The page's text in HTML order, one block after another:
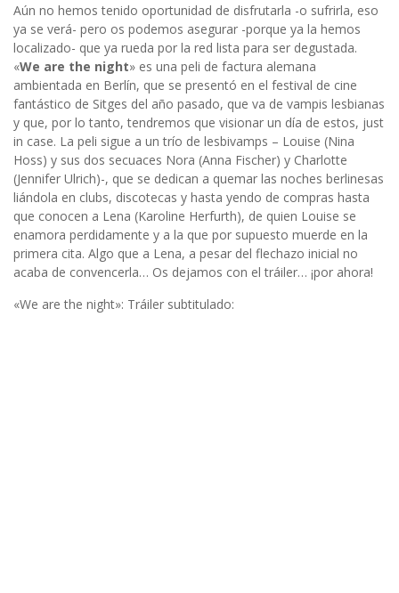
Aún no hemos tenido oportunidad de disfrutarla -o sufrirla, eso
ya se verá- pero os podemos asegurar -porque ya la hemos
localizado- que ya rueda por la red lista para ser degustada.
«We are the night» es una peli de factura alemana
ambientada en Berlín, que se presentó en el festival de cine
fantástico de Sitges del año pasado, que va de vampis lesbianas
y que, por lo tanto, tendremos que visionar un día de estos, just
in case. La peli sigue a un trío de lesbivamps – Louise (Nina
Hoss) y sus dos secuaces Nora (Anna Fischer) y Charlotte
(Jennifer Ulrich)-, que se dedican a quemar las noches berlinesas
liándola en clubs, discotecas y hasta yendo de compras hasta
que conocen a Lena (Karoline Herfurth), de quien Louise se
enamora perdidamente y a la que por supuesto muerde en la
primera cita. Algo que a Lena, a pesar del flechazo inicial no
acaba de convencerla… Os dejamos con el tráiler… ¡por ahora!
«We are the night»: Tráiler subtitulado: